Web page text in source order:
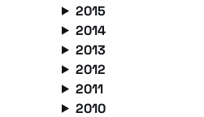
2015
2014
2013
2012
2011
2010